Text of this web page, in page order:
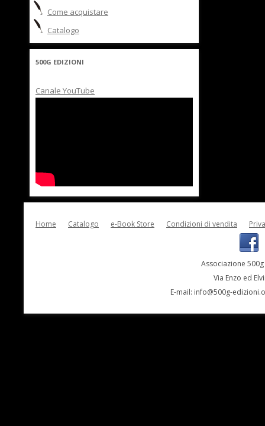
Come acquistare
Catalogo
500G EDIZIONI
Canale YouTube
Home Catalogo e-Book Store Condizioni di vendita
Associazione
Via Enzo ed
E-mail: info@500g-